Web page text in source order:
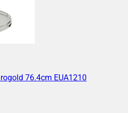
76.4cm EUA1210